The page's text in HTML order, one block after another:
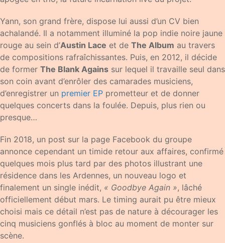
Yann, son grand frère, dispose lui aussi d’un CV bien
achalandé. Il a notamment illuminé la pop indie noire jaune
rouge au sein d’Austin Lace et de The Album au travers
de compositions rafraîchissantes. Puis, en 2012, il décide
de former The Blank Agains sur lequel il travaille seul dans
son coin avant d’enrôler des camarades musiciens,
d’enregistrer un premier EP prometteur et de donner
quelques concerts dans la foulée. Depuis, plus rien ou
presque…
Fin 2018, un post sur la page Facebook du groupe
annonce cependant un timide retour aux affaires, confirmé
quelques mois plus tard par des photos illustrant une
résidence dans les Ardennes, un nouveau logo et
finalement un single inédit, « Goodbye Again », lâché
officiellement début mars. Le timing aurait pu être mieux
choisi mais ce détail n’est pas de nature à décourager les
cinq musiciens gonflés à bloc au moment de monter sur
scène.